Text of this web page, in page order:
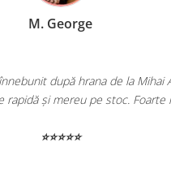
Totul a venit perfect ambalat